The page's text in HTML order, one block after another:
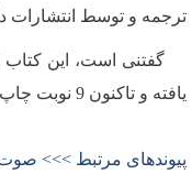
ترجمه و توسط انتشارات
یافته و تاکنون 9 نوبت چاپ و منتشر شده است.
پیوندهای مرتبط >>>